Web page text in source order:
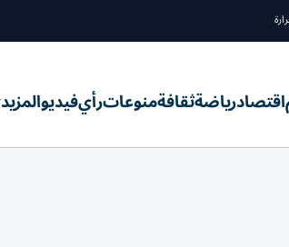
اقتصادرياضةثقافةمنوعاترأيفيديوالمزيد